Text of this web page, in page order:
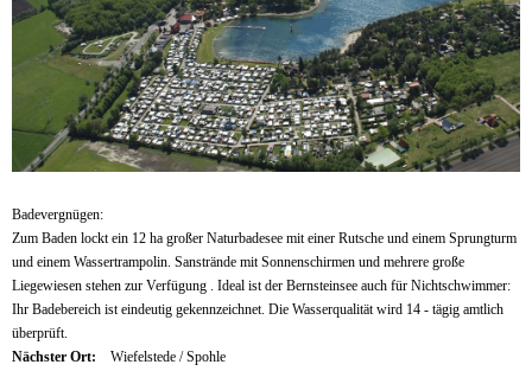
Badevergnügen:
Zum Baden lockt ein 12 ha großer Naturbadesee mit einer Rutsche und einem Sprungturm
und einem Wassertrampolin. Sanstrände mit Sonnenschirmen und mehrere große
Liegewiesen stehen zur Verfügung . Ideal ist der Bernsteinsee auch für Nichtschwimmer:
Ihr Badebereich ist eindeutig gekennzeichnet. Die Wasserqualität wird 14 - tägig amtlich
überprüft.
Nächster Ort:
Wiefelstede / Spohle